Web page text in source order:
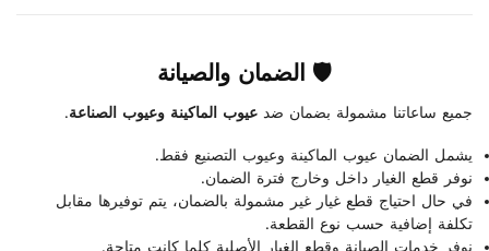
🛡 الضمان والصيانة
جميع ساعاتنا مشمولة بضمان ضد عيوب الماكينة وعيوب الصناعة.
يشمل الضمان عيوب الماكينة وعيوب التصنيع فقط.
نوفر قطع الغيار داخل وخارج فترة الضمان.
في حال احتياج قطع غيار غير مشمولة بالضمان، يتم توفيرها مقابل
تكلفة إضافية حسب نوع القطعة.
نوفر خدمات الصيانة وقطع الغيار الأصلية كلما كانت متاحة.